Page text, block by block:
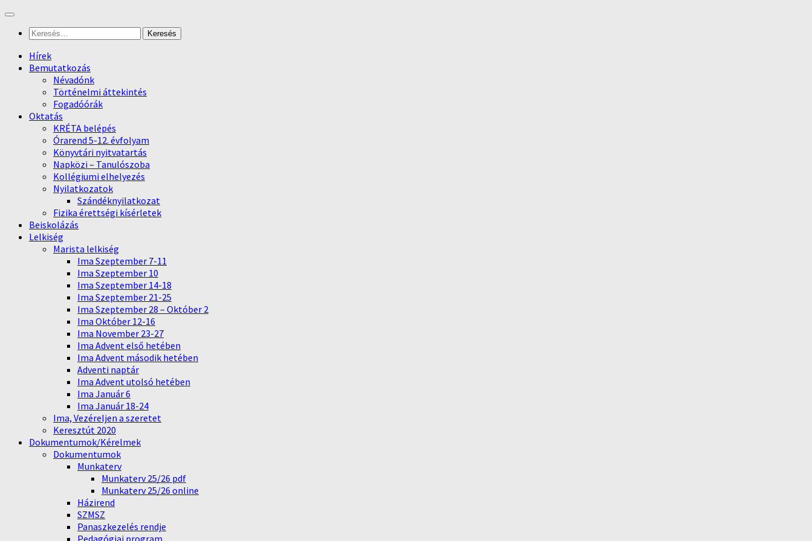
Skip
contentKeresés:
Hírek
Bemutatkozás
Névadónk
Történelmi áttekintés
Fogadóórák
Oktatás
KRÉTA belépés
Órarend 5-12. évfolyam
Könyvtári nyitvatartás
Napközi – Tanulószoba
Kollégiumi elhelyezés
Nyilatkozatok
Szándéknyilatkozat
Fizika érettségi kísérletek
Beiskolázás
Lelkiség
Marista lelkiség
Ima Szeptember 7-11
Ima Szeptember 10
Ima Szeptember 14-18
Ima Szeptember 21-25
Ima Szeptember 28 – Október 2
Ima Október 12-16
Ima November 23-27
Ima Advent első hetében
Ima Advent második hetében
Adventi naptár
Ima Advent utolsó hetében
Ima Január 6
Ima Január 18-24
Ima, Vezéreljen a szeretet
Keresztút 2020
Dokumentumok/Kérelmek
Dokumentumok
Munkaterv
Munkaterv 25/26 pdf
Munkaterv 25/26 online
Házirend
SZMSZ
Panaszkezelés rendje
Pedagógiai program